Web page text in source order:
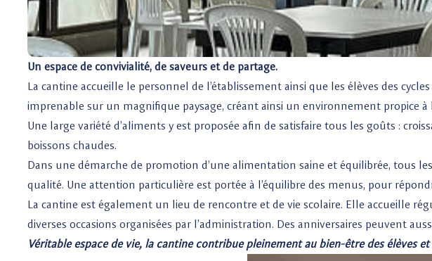
Un espace de convivialité, de saveurs et de partage.
La cantine accueille le personnel de l’établissement ainsi que les élèves des
imprenable sur un magnifique paysage, créant ainsi un environnement propice à
Une large variété d’aliments y est proposée afin de satisfaire tous les goûts :
boissons chaudes.
Dans une démarche de promotion d’une alimentation saine et équilibrée, tous
qualité. Une attention particulière est portée à l’équilibre des menus, pour
La cantine est également un lieu de rencontre et de vie scolaire. Elle accueille
diverses occasions organisées par l’administration. Des anniversaires peuvent
Véritable espace de vie, la cantine contribue pleinement au bien-être des élèves